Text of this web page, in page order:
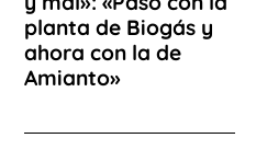
planta de Biogás y
ahora con la de
Amianto»